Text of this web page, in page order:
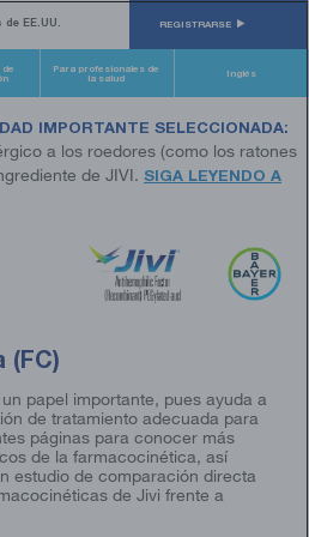
EE.UU.​ REGISTRARSE
Para profesionales de
la salud
Inglés
IMPORTANTE SELECCIONADA:
a los roedores (como los ratones
de JIVI. SIGA LEYENDO A
(FC)
papel importante, pues ayuda a
de tratamiento adecuada para
páginas para conocer más
de la farmacocinética, así
estudio de comparación directa
de Jivi frente a